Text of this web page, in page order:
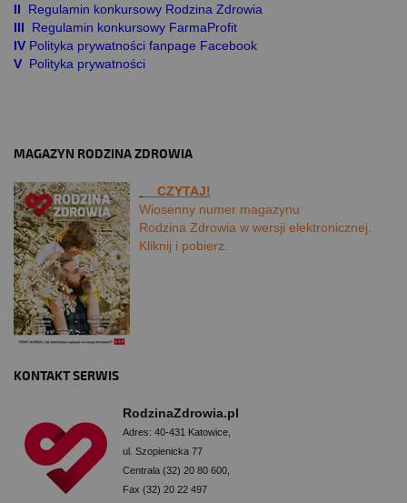
II
Regulamin konkursowy Rodzina Zdrowia
III
Regulamin konkursowy FarmaProfit
IV Polityka prywatności fanpage Facebook
V Polityka prywatności
MAGAZYN RODZINA ZDROWIA
CZYTAJ!
Wiosenny numer magazynu
Rodzina Zdrowia w wersji elektronicznej.
Kliknij i pobierz.
KONTAKT SERWIS
RodzinaZdrowia.pl
Adres: 40-431 Katowice,
ul. Szopienicka 77
Centrala (32) 20 80 600,
Fax (32) 20 22 497